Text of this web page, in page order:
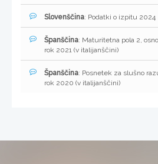
Slovenščina: Podatki o izpitu 2024
Španščina: Maturitetna pola 2,
rok 2021 (v italijanščini)
Španščina: Posnetek za slušno
rok 2020 (v italijanščini)